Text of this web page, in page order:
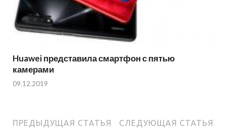
Huawei представила смартфон с пятью
камерами
09.12.2019
ПРЕДЫДУЩАЯ СТАТЬЯ СЛЕДУЮЩАЯ СТАТЬЯ